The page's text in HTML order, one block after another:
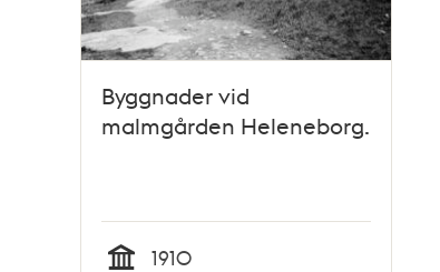
Byggnader vid
malmgården Heleneborg.
1910